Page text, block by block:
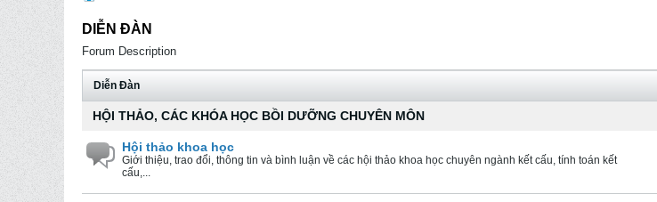
DIỄN ĐÀN
Forum Description
Diễn Ðàn
HỘI THẢO, CÁC KHÓA HỌC BỒI DƯỠNG CHUYÊN MÔN
Hội thảo khoa học
Giới thiệu, trao đổi, thông tin và bình luận về các hội thảo khoa học chuyên ngành kết cấu, tính toán kết
cấu,...